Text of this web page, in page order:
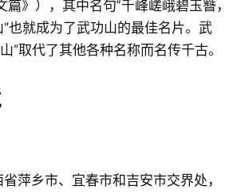
篇》），其中名句“千峰嵯峨碧玉簪，
也就成为了武功山的最佳名片。武
”取代了其他各种名称而名传千古。
萍乡市、宜春市和吉安市交界处，